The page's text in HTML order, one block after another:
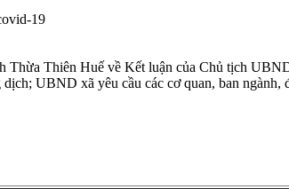
19
Thiên Huế về Kết luận của Chủ tịch
UBND xã yêu cầu các cơ quan, ban